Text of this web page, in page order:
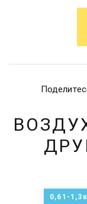
0,61-